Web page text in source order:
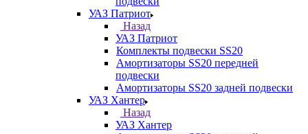
УАЗ Патриот
Назад
УАЗ Патриот
Комплекты подвески SS20
Амортизаторы SS20 передней
подвески
Амортизаторы SS20 задней подвески
УАЗ Хантер
Назад
УАЗ Хантер